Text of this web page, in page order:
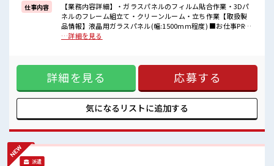
■職場の雰囲気
“コジンマリ”が好きな方にもお勧め！！
少人数の職場です♪
モチベーションもUP！
活気あふれる20代活躍中の職場です☆
仕事内容
【業務内容詳細】・ガラスパネルのフィルム貼合作業・3Dパ
ネルのフレーム組立て・クリーンルーム・立ち作業【取扱製
品情報】液晶用ガラスパネル(幅:1500mm程度) ■お仕事PR
≪経験者優遇≫ これまでの経験を活かしませんか？ ブランク
お願いすることもあります♪ ≪モチベーションもUP≫ 派手過
ぎなければ髪型や髪色自由♪ (規定有)≪ラクラク制服アリ≫
制服があるので、 毎日の服装の悩み解消♪ ≪収入アップを目
指せる≫ 高時給だらけの派遣のお仕事です！ ■職場の雰囲気
“コジンマリ”が好きな方にもお勧め！！ 少人数の職場です♪
髪型・髪色自由♪ 派手過ぎなければOKだから、 モチベーシ
…詳細を見る
詳細を見る 応募する
気になるリストに追加する
派遣